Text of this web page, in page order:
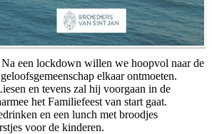
een lockdown willen we hoopvol naar de
elkaar ontmoeten.
en tevens zal hij voorgaan in de
het Familiefeest van start gaat.
en een lunch met broodjes
voor de kinderen.